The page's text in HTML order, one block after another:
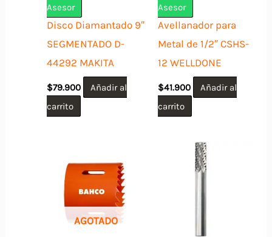
Asesor
Disco Diamantado 9″
SEGMENTADO D-
44292 MAKITA
$79.900
Añadir al
carrito
Asesor
Avellanador para
Metal de 1/2″ CSHS-
12 WELLDONE
$41.900
Añadir al
carrito
AGOTADO